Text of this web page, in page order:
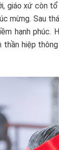
giáo xứ còn
mừng. Sau
hạnh phúc.
hiệp